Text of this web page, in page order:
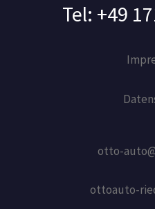
Tel: +49
otto-
ottoauto-